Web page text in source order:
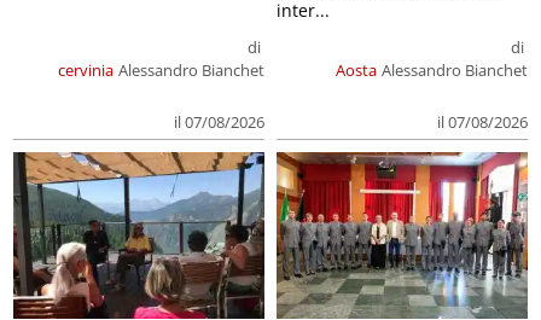
cervinia
di
Alessandro Bianchet
il 07/08/2026
Aosta
di
Alessandro Bianchet
il 07/08/2026
inter...